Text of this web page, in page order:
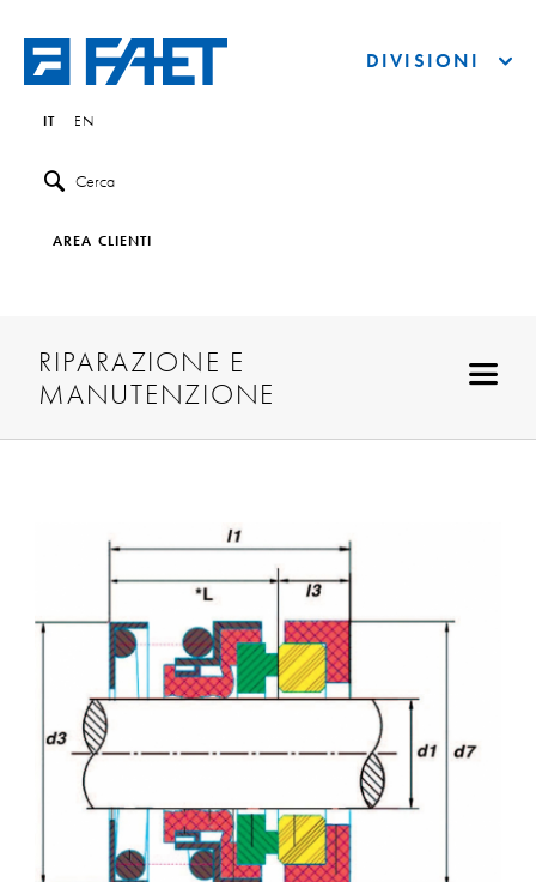
IT EN
Cerca
AREA CLIENTI
DIVISIONI
RIPARAZIONE E
MANUTENZIONE